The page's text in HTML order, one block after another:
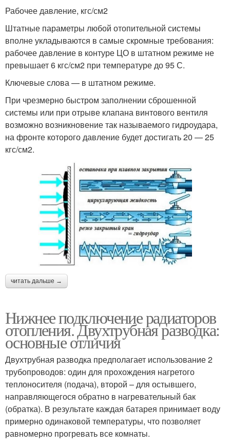
Рабочее давление, кгс/см2
Штатные параметры любой отопительной системы
вполне укладываются в самые скромные требования:
рабочее давление в контуре ЦО в штатном режиме не
превышает 6 кгс/см2 при температуре до 95 С.
Ключевые слова — в штатном режиме.
При чрезмерно быстром заполнении сброшенной
системы или при отрыве клапана винтового вентиля
возможно возникновение так называемого гидроудара,
на фронте которого давление будет достигать 20 — 25
кгс/см2.
читать дальше →
Нижнее подключение радиаторов
отопления. Двухтрубная разводка:
основные отличия
Двухтрубная разводка предполагает использование 2
трубопроводов: один для прохождения нагретого
теплоносителя (подача), второй – для остывшего,
направляющегося обратно в нагревательный бак
(обратка). В результате каждая батарея принимает воду
примерно одинаковой температуры, что позволяет
равномерно прогревать все комнаты.